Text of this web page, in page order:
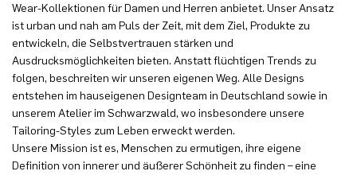
Wear-Kollektionen für Damen und Herren anbietet. Unser Ansatz
ist urban und nah am Puls der Zeit, mit dem Ziel, Produkte zu
entwickeln, die Selbstvertrauen stärken und
Ausdrucksmöglichkeiten bieten. Anstatt flüchtigen Trends zu
folgen, beschreiten wir unseren eigenen Weg. Alle Designs
entstehen im hauseigenen Designteam in Deutschland sowie in
unserem Atelier im Schwarzwald, wo insbesondere unsere
Tailoring-Styles zum Leben erweckt werden.
Unsere Mission ist es, Menschen zu ermutigen, ihre eigene
Definition von innerer und äußerer Schönheit zu finden – eine